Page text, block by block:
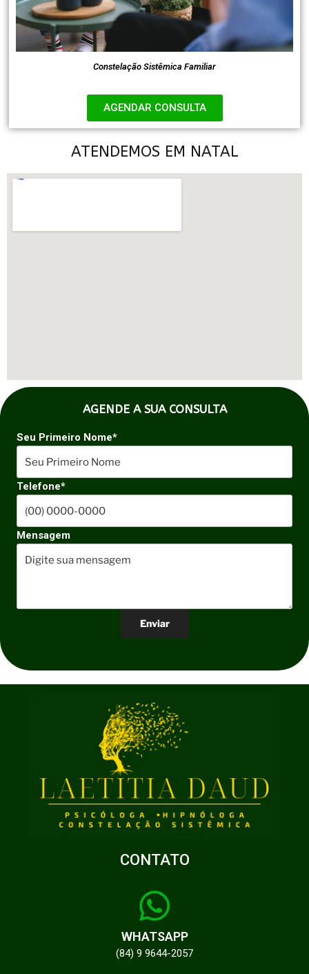
Constelação Sistêmica Familiar
AGENDAR CONSULTA
ATENDEMOS EM NATAL
AGENDE A SUA CONSULTA
Seu Primeiro Nome*
Telefone*
Mensagem
CONTATO
WHATSAPP
(84) 9 9644-2057